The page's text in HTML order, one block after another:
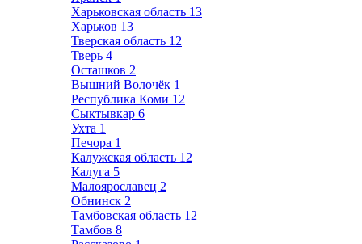
Харьковская область 13
Харьков 13
Тверская область 12
Тверь 4
Осташков 2
Вышний Волочёк 1
Республика Коми 12
Сыктывкар 6
Ухта 1
Печора 1
Калужская область 12
Калуга 5
Малоярославец 2
Обнинск 2
Тамбовская область 12
Тамбов 8